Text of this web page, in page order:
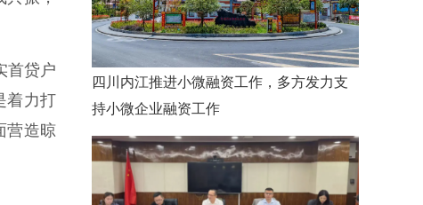
首贷户
着力打
营造晾
四川内江推进小微融资工作，多方发力支
持小微企业融资工作